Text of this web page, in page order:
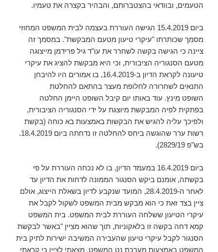
הטעמים, ובוודאי בהצטברותם, והבהיר בקצרה את טעמיו.
ביום 15.4.2019 הגישה העוררת בעצמה לבית המשפט המחוזי
מסמך שכותרתו "עיקרי טיעון מטעם המבקשת". במסמך זה
ציינה כי הגישה בקשה לשחרר את עו"ד גיל פרידמן מייצוגה
מטעם הסנגוריה הציבורית, וכי היא מבקשת להציג את עיקרי
טיעונה לקראת הדיון ב-16.4.2019, בו אמורים היו להיבחן
התנאים לשחרורה לחלופת מעצר בהתאם להחלטת
השופט מינץ. עוד באותו יום קיבל השופט היימן החלטה
בפתקית לפיה המבקשת מיוצגת על ידי הסנגוריה הציבורית,
ולפיכך עליה להגיש את הבקשות באמצעות בא כוחה (בקשת
רשות ערר שהוגשה ביחס להחלטה זו נדחתה ביום 18.4.2019.
בש"פ 2829/19).
ביום 16.4.2019 במעמד הדיון, בו לא נכחה העוררת על פי
בקשתה, אומנם ביקש הסנגור הממונה לדחות את הדיון עד
לאחר ה-28.4.2019, המועד שנקבע לדיון בשאלת הייצוג, אולם
ציין בצד זאת כי הוא מבקש מבית המשפט לשקול לקבל את
עיקרי הטיעון ששלחה העוררת לבית המשפט. בית המשפט
קמא דחה בקשה זו בלאקוניות, תוך שהוא מציין "באשר לבקשת
הסנגור לקבל עיקרי טיעון שהעבירה המשיבה ישירות לתיק בית
המשפט באמצעות מערכת נט המשפט. מצאתי לציין כי קראתי